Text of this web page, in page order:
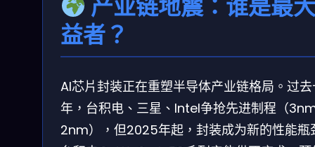
产业链地震：谁是最
益者？
AI芯片封装正在重塑半导体产业链格局。过
年，台积电、三星、Intel争抢先进制程（
2nm），但2025年起，封装成为新的性能瓶